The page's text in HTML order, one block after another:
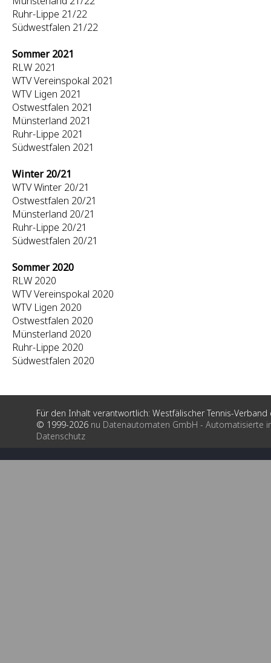
Ruhr-Lippe 21/22
Südwestfalen 21/22
Sommer 2021
RLW 2021
WTV Vereinspokal 2021
WTV Ligen 2021
Ostwestfalen 2021
Münsterland 2021
Ruhr-Lippe 2021
Südwestfalen 2021
Winter 20/21
WTV Winter 20/21
Ostwestfalen 20/21
Münsterland 20/21
Ruhr-Lippe 20/21
Südwestfalen 20/21
Sommer 2020
RLW 2020
WTV Vereinspokal 2020
WTV Ligen 2020
Ostwestfalen 2020
Münsterland 2020
Ruhr-Lippe 2020
Südwestfalen 2020
Für den Inhalt verantwortlich: Westfälischer Tennis-Verband
© 1999-2026 nu Datenautomaten GmbH - Automatisierte
Datenschutz